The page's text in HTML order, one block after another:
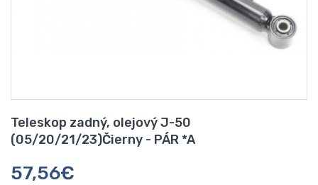
Teleskop zadný, olejový J-50
(05/20/21/23)Čierny - PÁR *A
57,56€